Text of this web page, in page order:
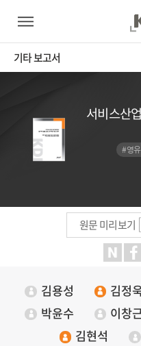
기타 보고서
서비스산
#영
원문 미리보기
김용성 김정
박윤수
이창
김현석